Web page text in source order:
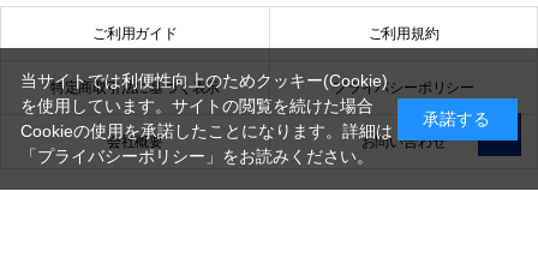
ご利用ガイド ご利用規約
特定商取引法に基づく表示 プライバシーポリシー
会社概要 お問い合わせ
当サイトでは利便性向上のためクッキー(Cookie)
を使用しています。サイトの閲覧を続けた場合
Cookieの使用を承諾したことになります。詳細は
「プライバシーポリシー」 をお読みください。
承諾する